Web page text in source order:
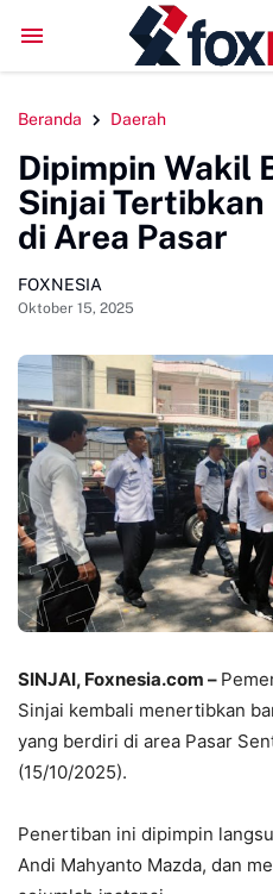
Perkuat Kolaborasi
Beranda Daerah
Dipimpin Wakil
Sinjai
di Area Pasar
FOXNESIA
Oktober 15, 2025
SINJAI, Foxnesia.com –
Sinjai kembali menertibkan
yang berdiri di area Pasar
(15/10/2025).
Penertiban ini dipimpin
Andi Mahyanto Mazda, dan